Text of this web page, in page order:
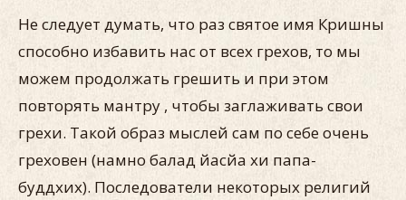
Не следует думать, что раз святое имя Кришны
способно избавить нас от всех грехов, то мы
можем продолжать грешить и при этом
повторять мантру , чтобы заглаживать свои
грехи. Такой образ мыслей сам по себе очень
греховен (намно балад йасйа хи папа-
буддхих). Последователи некоторых религий